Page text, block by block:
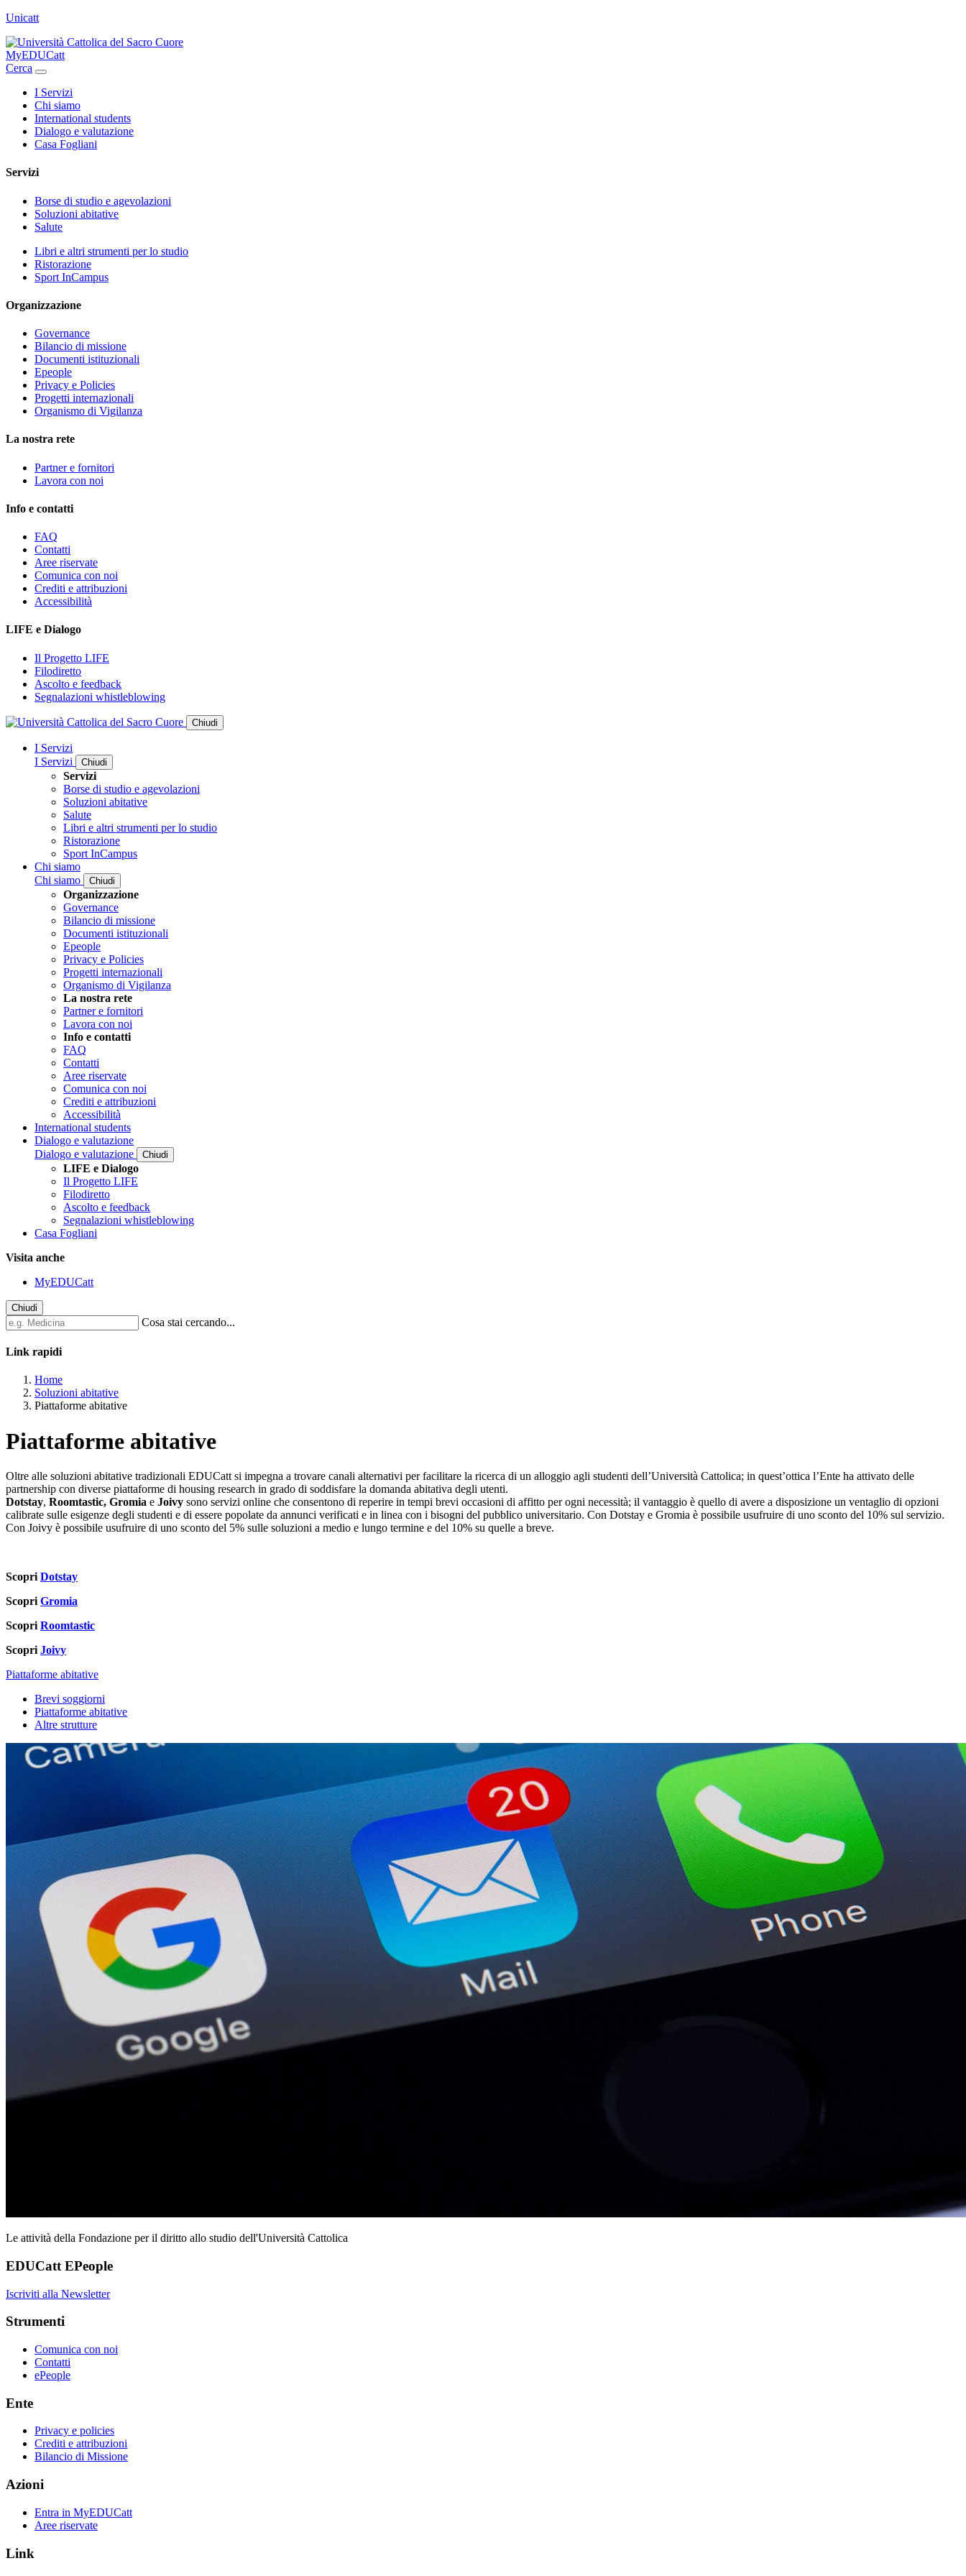
Unicatt
MyEDUCatt
Cerca
I Servizi
Chi siamo
International students
Dialogo e valutazione
Casa Fogliani
Servizi
Borse di studio e agevolazioni
Soluzioni abitative
Salute
Libri e altri strumenti per lo studio
Ristorazione
Sport InCampus
Organizzazione
Governance
Bilancio di missione
Documenti istituzionali
Epeople
Privacy e Policies
Progetti internazionali
Organismo di Vigilanza
La nostra rete
Partner e fornitori
Lavora con noi
Info e contatti
FAQ
Contatti
Aree riservate
Comunica con noi
Crediti e attribuzioni
Accessibilità
LIFE e Dialogo
Il Progetto LIFE
Filodiretto
Ascolto e feedback
Segnalazioni whistleblowing
Chiudi
I Servizi
I Servizi
Chiudi
Servizi
Borse di studio e agevolazioni
Soluzioni abitative
Salute
Libri e altri strumenti per lo studio
Ristorazione
Sport InCampus
Chi siamo
Chi siamo
Chiudi
Organizzazione
Governance
Bilancio di missione
Documenti istituzionali
Epeople
Privacy e Policies
Progetti internazionali
Organismo di Vigilanza
La nostra rete
Partner e fornitori
Lavora con noi
Info e contatti
FAQ
Contatti
Aree riservate
Comunica con noi
Crediti e attribuzioni
Accessibilità
International students
Dialogo e valutazione
Dialogo e valutazione
Chiudi
LIFE e Dialogo
Il Progetto LIFE
Filodiretto
Ascolto e feedback
Segnalazioni whistleblowing
Casa Fogliani
Visita anche
MyEDUCatt
Chiudi
Cosa stai cercando...
Link rapidi
Home
Soluzioni abitative
Piattaforme abitative
Piattaforme abitative
Oltre alle soluzioni abitative tradizionali EDUCatt si impegna a trovare canali alternativi per facilitare la ricerca di un alloggio agli studenti dell’Università Cattolica; in quest’ottica l’Ente ha attivato delle
partnership con diverse piattaforme di housing research in grado di soddisfare la domanda abitativa degli utenti.
Dotstay, Roomtastic, Gromia e Joivy sono servizi online che consentono di reperire in tempi brevi occasioni di affitto per ogni necessità; il vantaggio è quello di avere a disposizione un ventaglio di opzioni
calibrate sulle esigenze degli studenti e di essere popolate da annunci verificati e in linea con i bisogni del pubblico universitario. Con Dotstay e Gromia è possibile usufruire di uno sconto del 10% sul servizio.
Con Joivy è possibile usufruire di uno sconto del 5% sulle soluzioni a medio e lungo termine e del 10% su quelle a breve.
Scopri Dotstay
Scopri Gromia
Scopri Roomtastic
Scopri Joivy
Piattaforme abitative
Brevi soggiorni
Piattaforme abitative
Altre strutture
Le attività della Fondazione per il diritto allo studio dell'Università Cattolica
EDUCatt EPeople
Iscriviti alla Newsletter
Strumenti
Comunica con noi
Contatti
ePeople
Ente
Privacy e policies
Crediti e attribuzioni
Bilancio di Missione
Azioni
Entra in MyEDUCatt
Aree riservate
Link